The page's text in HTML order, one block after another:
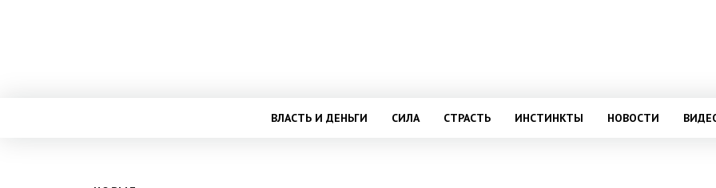
ВЛАСТЬ И ДЕНЬГИ СИЛА СТРАСТЬ ИНСТИНКТЫ НОВОСТИ